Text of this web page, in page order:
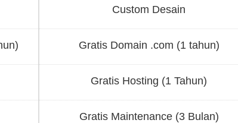
Custom Desain
Gratis Domain .com (1 tahun)
Gratis Hosting (1 Tahun)
Gratis Maintenance (3 Bulan)